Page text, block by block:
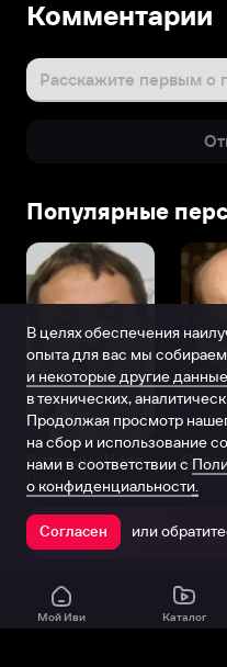
Отцом
является
известный
продюсер
Карен
Шахназаров,
который
сценарии
для
таких
фильмов,
как
«Белый
тигр»,
№6»,
«Яды,
Всемирная
история
Комментарии
Расскажите первым о
Популярные
Виталий Шляппо
Продюсер Актёр
Открыть
Мой Иви Каталог
В целях обеспечения
опыта для вас мы
и некоторые другие данные
в технических,
Продолжая просмотр
на сбор и использование
нами в соответствии с
о конфиденциальности.
Согласен или